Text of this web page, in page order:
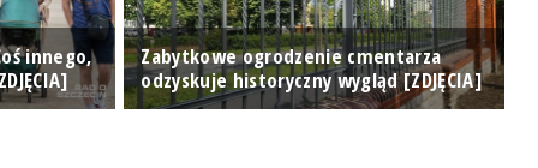
innego,
Zabytkowe ogrodzenie cmentarza
odzyskuje historyczny wygląd [ZDJĘCIA]